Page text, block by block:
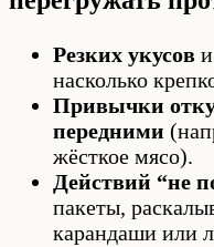
Резких укусов
насколько
Привычки
передними
жёсткое мясо).
Действий “не
пакеты,
карандаши или